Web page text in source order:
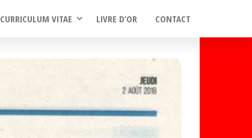
CURRICULUM VITAE LIVRE D’OR CONTACT